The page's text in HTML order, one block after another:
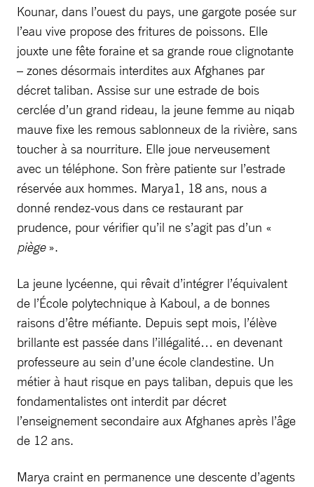
Kounar, dans l’ouest du pays, une gargote posée sur
l’eau vive propose des fritures de poissons. Elle
jouxte une fête foraine et sa grande roue clignotante
– zones désormais interdites aux Afghanes par
décret taliban. Assise sur une estrade de bois
cerclée d’un grand rideau, la jeune femme au niqab
mauve fixe les remous sablonneux de la rivière, sans
toucher à sa nourriture. Elle joue nerveusement
avec un téléphone. Son frère patiente sur l’estrade
réservée aux hommes. Marya1, 18 ans, nous a
donné rendez-vous dans ce restaurant par
prudence, pour vérifier qu’il ne s’agit pas d’un «
piège».
La jeune lycéenne, qui rêvait d’intégrer l’équivalent
de l’École polytechnique à Kaboul, a de bonnes
raisons d’être méfiante. Depuis sept mois, l’élève
brillante est passée dans l’illégalité… en devenant
professeure au sein d’une école clandestine. Un
métier à haut risque en pays taliban, depuis que les
fondamentalistes ont interdit par décret
l’enseignement secondaire aux Afghanes après l’âge
de 12 ans.
Marya craint en permanence une descente d’agents